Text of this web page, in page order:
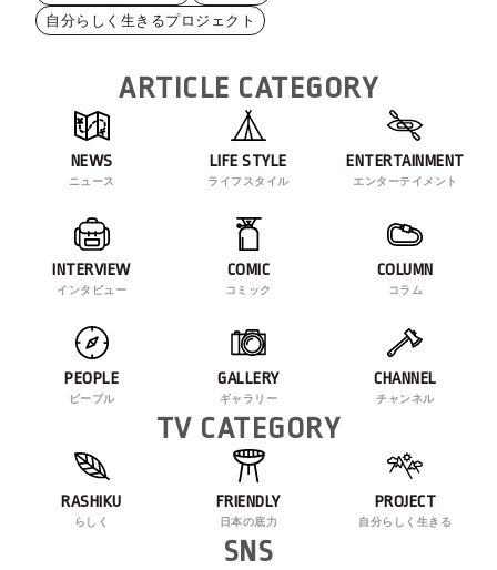
自分らしく生きるプロジェクト
ARTICLE CATEGORY
NEWS
ニュース
LIFE STYLE
ライフスタイル
ENTERTAINMENT
エンターテイメント
INTERVIEW
インタビュー
COMIC
コミック
COLUMN
コラム
PEOPLE
ピープル
GALLERY
ギャラリー
CHANNEL
チャンネル
TV CATEGORY
RASHIKU
らしく
FRIENDLY
日本の底力
PROJECT
自分らしく生きる
SNS